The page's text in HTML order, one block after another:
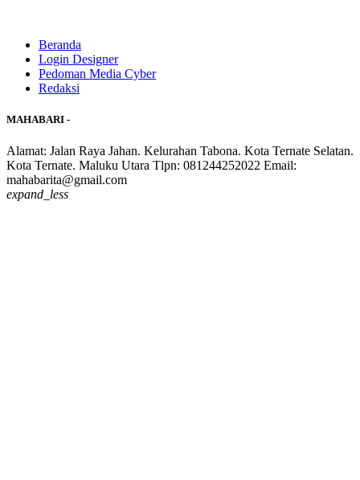
Beranda
Login Designer
Pedoman Media Cyber
Redaksi
MAHABARI -
Alamat: Jalan Raya Jahan. Kelurahan Tabona. Kota Ternate Selatan.
Kota Ternate. Maluku Utara Tlpn: 081244252022 Email:
mahabarita@gmail.com
expand_less